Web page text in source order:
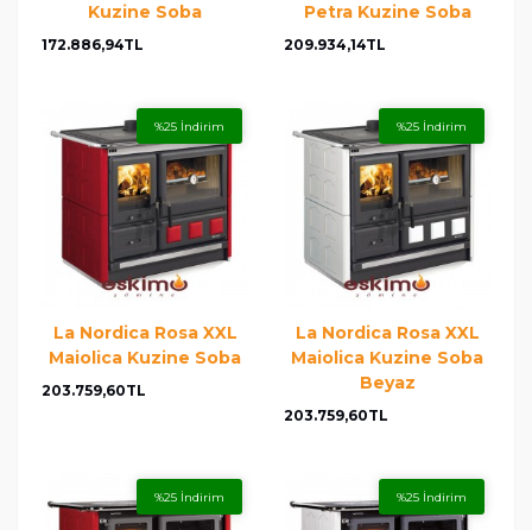
Kuzine Soba
172.886,94TL
Petra Kuzine Soba
209.934,14TL
%25 İndirim
La Nordica Rosa XXL
Maiolica Kuzine Soba
203.759,60TL
%25 İndirim
La Nordica Rosa XXL
Maiolica Kuzine Soba
Beyaz
203.759,60TL
%25 İndirim %25 İndirim